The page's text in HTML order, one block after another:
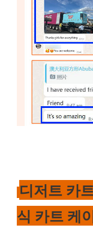
디저트 카
식 카트 케